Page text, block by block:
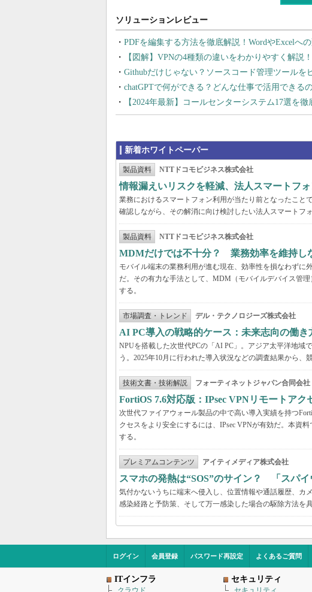
PDFを編集する方法を徹底解説！WordやExcelへ
【図解】VPNの4種類の違いをわかりやすく解説
Githubだけじゃない？ソースコード管理ツールを
chatGPTで何ができる？どんな仕事で活用できる
【2024年最新】コールセンターシステム17選を
新着ホワイトペーパー
製品資料 NTTドコモビジネス株式会社
情報漏えいリスクを軽減、法人スマートフ
業務におけるスマートフォン利用が当たり前となったこと
確認しながら、その解消に向け検討したい法人スマートフ
製品資料 NTTドコモビジネス株式会社
MDMだけでは不十分？ 業務効率を維持し
モバイル端末の業務利用が進む現在、効率性を損なわずに
だ。その有力な手法として、MDM（モバイルデバイス管
する。
市場調査・トレンド デル・テクノロジーズ株式会社
AI PC導入の戦略的ケース：未来志向の働き
NPUを搭載した次世代PCの「AI PC」。アジア太平洋地域
う。2025年10月に行われた導入状況などの調査結果から、
技術文書・技術解説 フォーティネットジャパン合同会社
FortiOS 7.6対応版：IPsec VPNリモートアク
次世代ファイアウォール製品の中で高い導入実績を持つ
クセスをより安全にするには、IPsec VPNが有効だ。本資
する。
プレミアムコンテンツ アイティメディア株式会社
スマホの発熱は“SOS”のサイン？ 「スパ
気付かないうちに端末へ侵入し、位置情報や通話履歴、カ
感染経路と予防策、そして万一感染した場合の駆除方法を
ログイン 会員登録 パスワード再設定 よくあるご質問
ITインフラ セキュリティ